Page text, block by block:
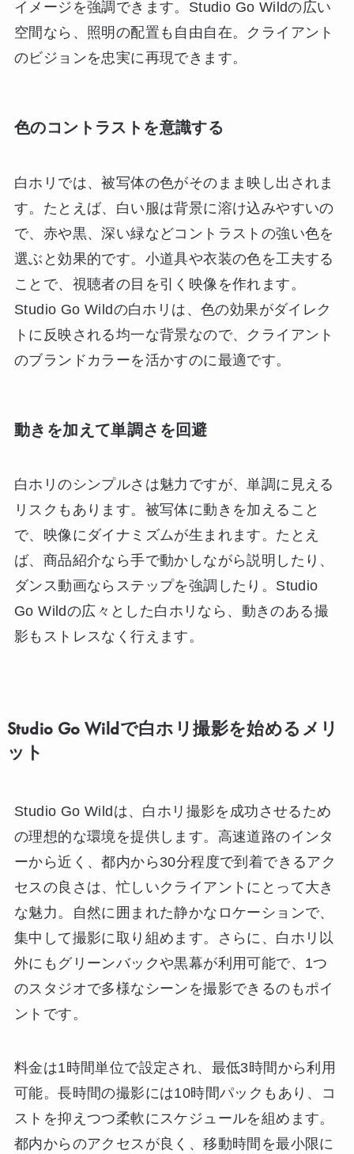
イメージを強調できます。Studio Go Wildの広い
空間なら、照明の配置も自由自在。クライアント
のビジョンを忠実に再現できます。
色のコントラストを意識する
白ホリでは、被写体の色がそのまま映し出されま
す。たとえば、白い服は背景に溶け込みやすいの
で、赤や黒、深い緑などコントラストの強い色を
選ぶと効果的です。小道具や衣装の色を工夫する
ことで、視聴者の目を引く映像を作れます。
Studio Go Wildの白ホリは、色の効果がダイレク
トに反映される均一な背景なので、クライアント
のブランドカラーを活かすのに最適です。
動きを加えて単調さを回避
白ホリのシンプルさは魅力ですが、単調に見える
リスクもあります。被写体に動きを加えること
で、映像にダイナミズムが生まれます。たとえ
ば、商品紹介なら手で動かしながら説明したり、
ダンス動画ならステップを強調したり。Studio
Go Wildの広々とした白ホリなら、動きのある撮
影もストレスなく行えます。
Studio Go Wildで白ホリ撮影を始めるメリ
ット
Studio Go Wildは、白ホリ撮影を成功させるため
の理想的な環境を提供します。高速道路のインタ
ーから近く、都内から30分程度で到着できるアク
セスの良さは、忙しいクライアントにとって大き
な魅力。自然に囲まれた静かなロケーションで、
集中して撮影に取り組めます。さらに、白ホリ以
外にもグリーンバックや黒幕が利用可能で、1つ
のスタジオで多様なシーンを撮影できるのもポイ
ントです。
料金は1時間単位で設定され、最低3時間から利用
可能。長時間の撮影には10時間パックもあり、コ
ストを抑えつつ柔軟にスケジュールを組めます。
都内からのアクセスが良く、移動時間を最小限に